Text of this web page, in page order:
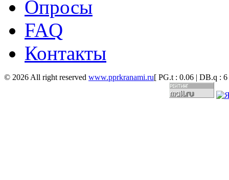
Опросы
FAQ
Контакты
© 2026 All right reserved www.pprkranami.ru[ PG.t : 0.06 | DB.q :